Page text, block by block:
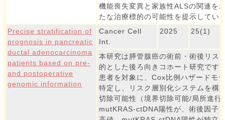
機能喪失変異と家族性ALSの関連を
たな治療標的の可能性を提示してい
Precise stratification of
prognosis in pancreatic
ductal adenocarcinoma
patients based on pre-
and postoperative
genomic information
Cancer Cell
Int.
2025 25(1)
本研究は膵管腺癌の術前・術後リス
的とした後ろ向きコホート研究です
患者を対象に、Cox比例ハザードモ
特定し、リスク層別化システムを構
切除可能性（境界切除可能/局所進
mutKRAS-ctDNA陽性が、術後因子